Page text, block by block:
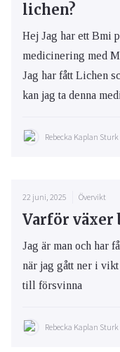
lichen?
Hej Jag har ett Bmi
medicinering med
Jag har fått Lichen
kan jag ta denna
Rebecka Kaplan Sturk
22 juni, 2025 Övervikt
Varför växer
Jag är man och har
när jag gått ner i
till försvinna
Rebecka Kaplan Sturk